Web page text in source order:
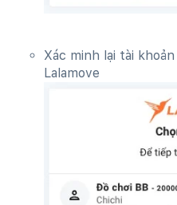
Xác minh lại tài
Lalamove